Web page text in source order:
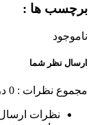
برچسب ها :
ناموجود
ارسال نظر شما
مجموع نظرات : 0
نظرات